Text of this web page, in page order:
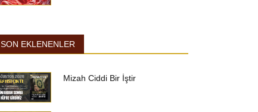
SON EKLENENLER
Mizah Ciddi Bir İştir